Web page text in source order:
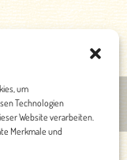
um
Technologien
Website verarbeiten.
Merkmale und